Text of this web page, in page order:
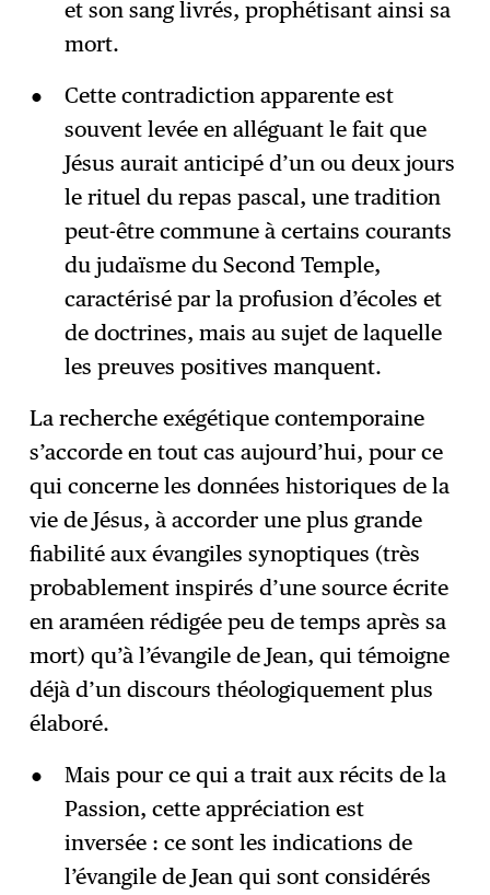
et son sang livrés, prophétisant ainsi sa
mort.
Cette contradiction apparente est
souvent levée en alléguant le fait que
Jésus aurait anticipé d’un ou deux jours
le rituel du repas pascal, une tradition
peut-être commune à certains courants
du judaïsme du Second Temple,
caractérisé par la profusion d’écoles et
de doctrines, mais au sujet de laquelle
les preuves positives manquent.
La recherche exégétique contemporaine
s’accorde en tout cas aujourd’hui, pour ce
qui concerne les données historiques de la
vie de Jésus, à accorder une plus grande
fiabilité aux évangiles synoptiques (très
probablement inspirés d’une source écrite
en araméen rédigée peu de temps après sa
mort) qu’à l’évangile de Jean, qui témoigne
déjà d’un discours théologiquement plus
élaboré.
Mais pour ce qui a trait aux récits de la
Passion, cette appréciation est
inversée : ce sont les indications de
l’évangile de Jean qui sont considérés